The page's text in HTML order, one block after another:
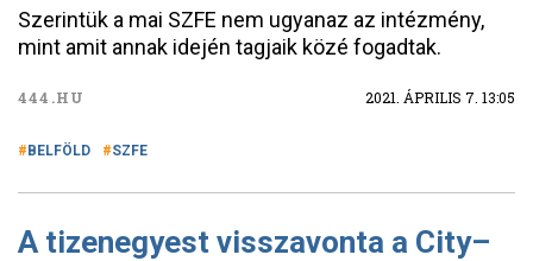
Szerintük a mai SZFE nem ugyanaz az intézmény,
mint amit annak idején tagjaik közé fogadtak.
444.HU 2021. ÁPRILIS 7. 13:05
BELFÖLD SZFE
A tizenegyest visszavonta a City–